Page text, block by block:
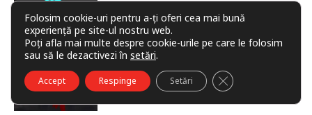
Cristian Vicol, invitat Galaxia 42 pe
Discord
28 ianuarie 2026
Folosim cookie-uri pentru a-ți oferi cea mai bună
experiență pe site-ul nostru web.
Poți afla mai multe despre cookie-urile pe care le folosim
sau să le dezactivezi în setări.
Accept Respinge Setări CLOSE GDPR